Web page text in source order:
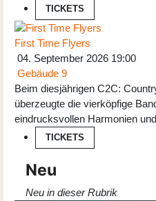
TICKETS
First Time Flyers
04. September 2026 19:00
Gebäude 9
Beim diesjährigen C2C:
überzeugte die vierköpfige
eindrucksvollen Harmonien
TICKETS
Neu
Neu in dieser Rubrik